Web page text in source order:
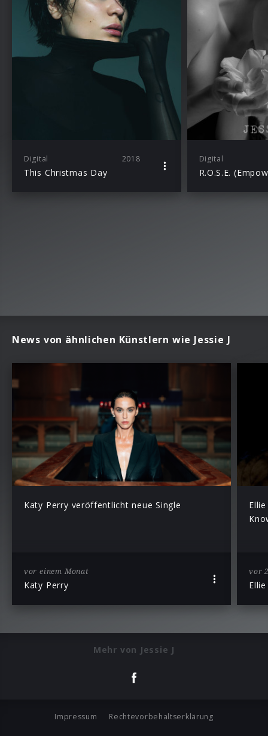
Digital 2018
This Christmas Day
Digital
R.O.S.E.
News von ähnlichen Künstlern wie Jessie J
Katy Perry veröffentlicht neue Single
vor einem Monat
Katy Perry
vor
Mehr von Jessie J
Impressum Rechtevorbehaltserklärung